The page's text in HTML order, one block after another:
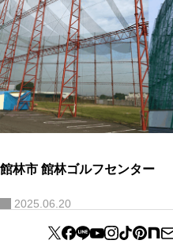
館林市 館林ゴルフセンター
2025.06.20